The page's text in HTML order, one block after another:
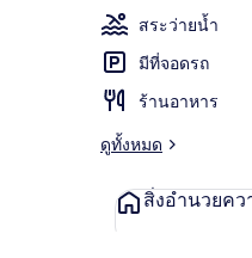
สระว่ายน้ำ
มีที่จอดรถ
ร้านอาหาร
ดูทั้งหมด
สิ่งอำนวยค